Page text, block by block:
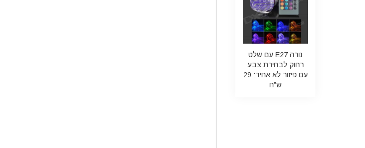
נורה E27 עם שלט
רחוק לבחירת צבע
עם פיזור לא אחיד: 29
ש”ח